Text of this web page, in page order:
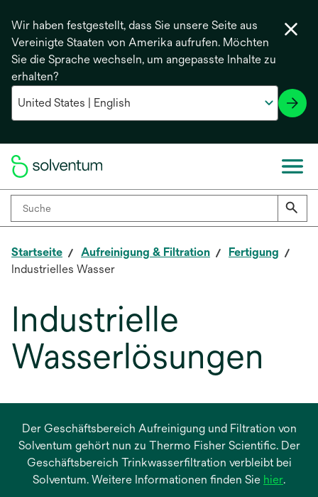
Wir haben festgestellt, dass Sie unsere Seite aus
Vereinigte Staaten von Amerika aufrufen. Möchten
Sie die Sprache wechseln, um angepasste Inhalte zu
erhalten?
Startseite Aufreinigung & Filtration
Fertigung
Industrielles Wasser
Industrielle
Wasserlösungen
Der Geschäftsbereich Aufreinigung und Filtration von
Solventum gehört nun zu Thermo Fisher Scientific. Der
Geschäftsbereich Trinkwasserfiltration verbleibt bei
Solventum. Weitere Informationen finden Sie hierwird
.